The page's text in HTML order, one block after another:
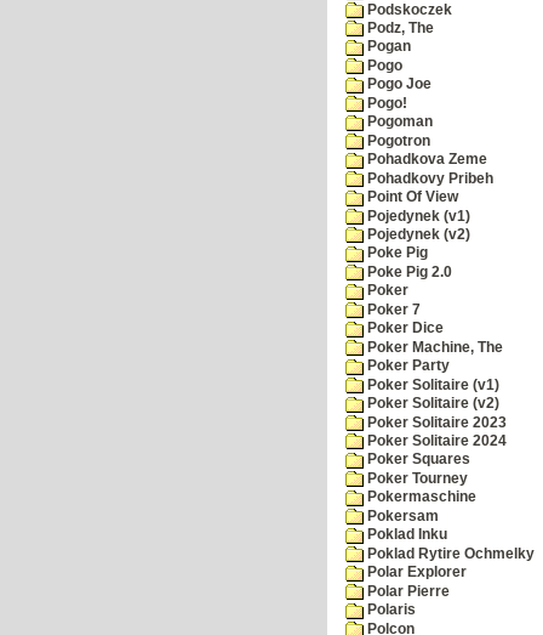
Podskoczek
Podz, The
Pogan
Pogo
Pogo Joe
Pogo!
Pogoman
Pogotron
Pohadkova Zeme
Pohadkovy Pribeh
Point Of View
Pojedynek (v1)
Pojedynek (v2)
Poke Pig
Poke Pig 2.0
Poker
Poker 7
Poker Dice
Poker Machine, The
Poker Party
Poker Solitaire (v1)
Poker Solitaire (v2)
Poker Solitaire 2023
Poker Solitaire 2024
Poker Squares
Poker Tourney
Pokermaschine
Pokersam
Poklad Inku
Poklad Rytire Ochmelky
Polar Explorer
Polar Pierre
Polaris
Polcon